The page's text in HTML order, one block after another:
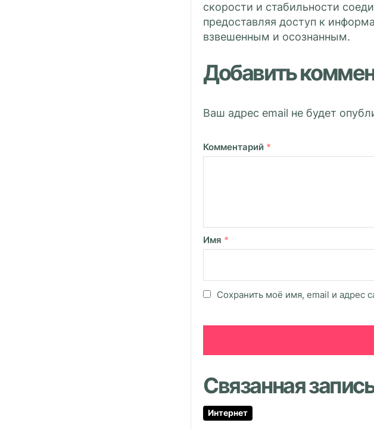
скорости и стабильности
предоставляя доступ к
взвешенным и осознанным.
Добавить
Ваш адрес email не будет
Комментарий *
Имя *
Сохранить моё имя, email и адрес
Связанная
Интернет